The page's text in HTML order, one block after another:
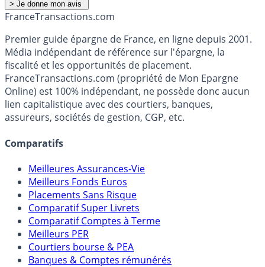
FranceTransactions.com
Premier guide épargne de France, en ligne depuis 2001.
Média indépendant de référence sur l'épargne, la
fiscalité et les opportunités de placement.
FranceTransactions.com (propriété de Mon Epargne
Online) est 100% indépendant, ne possède donc aucun
lien capitalistique avec des courtiers, banques,
assureurs, sociétés de gestion, CGP, etc.
Comparatifs
Meilleures Assurances-Vie
Meilleurs Fonds Euros
Placements Sans Risque
Comparatif Super Livrets
Comparatif Comptes à Terme
Meilleurs PER
Courtiers bourse & PEA
Banques & Comptes rémunérés